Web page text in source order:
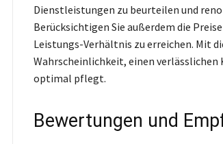
Dienstleistungen zu beurteilen und
Berücksichtigen Sie außerdem die
Leistungs-Verhältnis zu erreichen. Mit
Wahrscheinlichkeit, einen
optimal pflegt.
Bewertungen und